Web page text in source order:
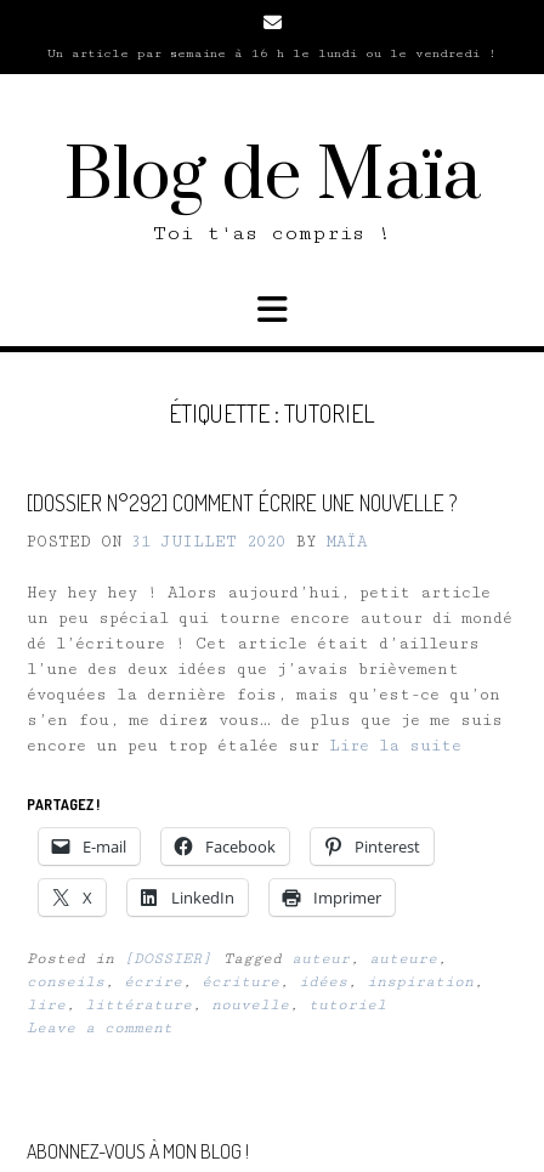
contentUn article par semaine à 16 h le lundi ou le vendredi !
Blog de Maïa
Toi t'as compris !
ÉTIQUETTE :TUTORIEL
[DOSSIER N°292] COMMENT ÉCRIRE UNE NOUVELLE ?
POSTED ON 31 JUILLET 2020 BY MAÏA
Hey hey hey ! Alors aujourd’hui, petit article
un peu spécial qui tourne encore autour di mondé
dé l’écritoure ! Cet article était d’ailleurs
l’une des deux idées que j’avais brièvement
évoquées la dernière fois, mais qu’est-ce qu’on
s’en fou, me direz vous… de plus que je me suis
encore un peu trop étalée sur Lire la suite
PARTAGEZ !
E-mail Facebook Pinterest
X LinkedIn Imprimer
Posted in [DOSSIER] Tagged auteur , auteure ,
conseils , écrire , écriture , idées , inspiration ,
lire , littérature , nouvelle ,
tutoriel
Leave a comment
ABONNEZ-VOUS À MON BLOG !